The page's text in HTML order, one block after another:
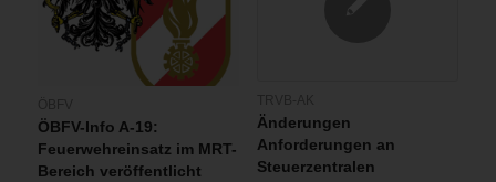
ÖBFV-Info A-19:
Feuerwehreinsatz im MRT-
Bereich veröffentlicht
Änderungen
Anforderungen an
Steuerzentralen